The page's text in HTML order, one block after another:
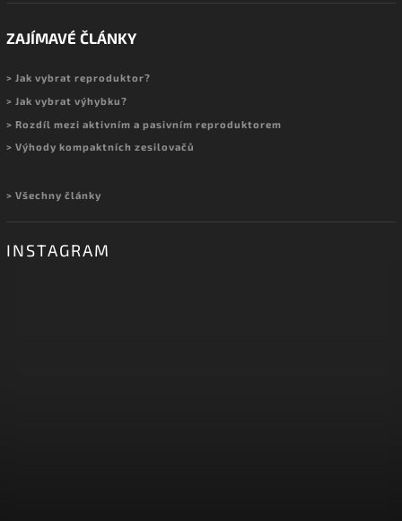
ZAJÍMAVÉ ČLÁNKY
> Jak vybrat reproduktor?
> Jak vybrat výhybku?
> Rozdíl mezi aktivním a pasivním reproduktorem
> Výhody kompaktních zesilovačů
> Všechny články
INSTAGRAM